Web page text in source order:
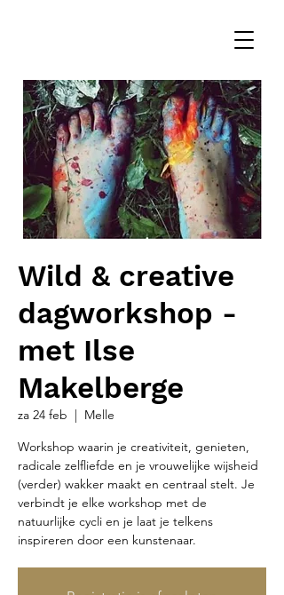
Wild & creative
dagworkshop -
met Ilse
Makelberge
za 24 feb
  |
Melle
Workshop waarin je creativiteit, genieten,
radicale zelfliefde en je vrouwelijke wijsheid
(verder) wakker maakt en centraal stelt. Je
verbindt je elke workshop met de
natuurlijke cycli en je laat je telkens
inspireren door een kunstenaar.